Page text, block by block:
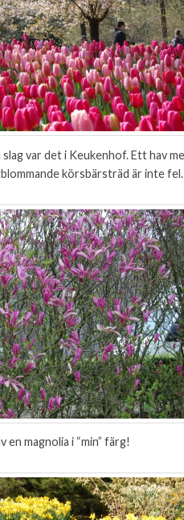
slag var det i Keukenhof. Ett hav
körsbärsträd är inte
en magnolia i “min” färg!